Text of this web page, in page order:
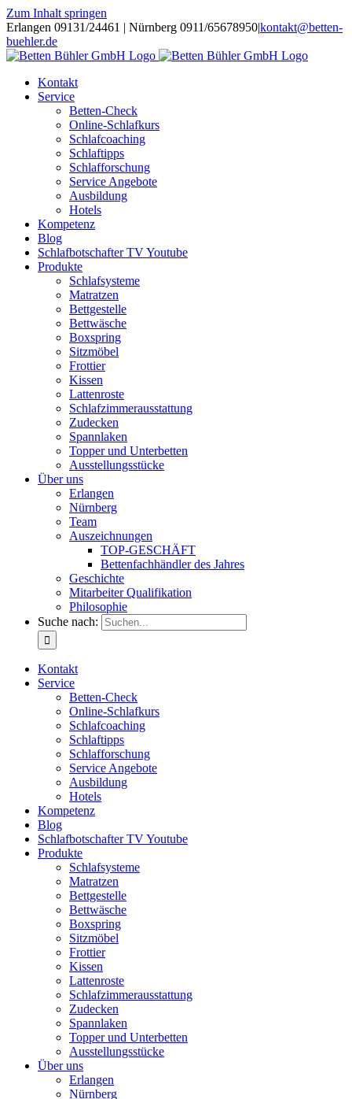
Zum Inhalt springen
Erlangen 09131/24461 | Nürnberg 0911/65678950|kontakt@betten-
buehler.de
Kontakt
Service
Betten-Check
Online-Schlafkurs
Schlafcoaching
Schlaftipps
Schlafforschung
Service Angebote
Ausbildung
Hotels
Kompetenz
Blog
Schlafbotschafter TV Youtube
Produkte
Schlafsysteme
Matratzen
Bettgestelle
Bettwäsche
Boxspring
Sitzmöbel
Frottier
Kissen
Lattenroste
Schlafzimmerausstattung
Zudecken
Spannlaken
Topper und Unterbetten
Ausstellungsstücke
Über uns
Erlangen
Nürnberg
Team
Auszeichnungen
TOP-GESCHÄFT
Bettenfachhändler des Jahres
Geschichte
Mitarbeiter Qualifikation
Philosophie
Suche nach:
Kontakt
Service
Betten-Check
Online-Schlafkurs
Schlafcoaching
Schlaftipps
Schlafforschung
Service Angebote
Ausbildung
Hotels
Kompetenz
Blog
Schlafbotschafter TV Youtube
Produkte
Schlafsysteme
Matratzen
Bettgestelle
Bettwäsche
Boxspring
Sitzmöbel
Frottier
Kissen
Lattenroste
Schlafzimmerausstattung
Zudecken
Spannlaken
Topper und Unterbetten
Ausstellungsstücke
Über uns
Erlangen
Nürnberg